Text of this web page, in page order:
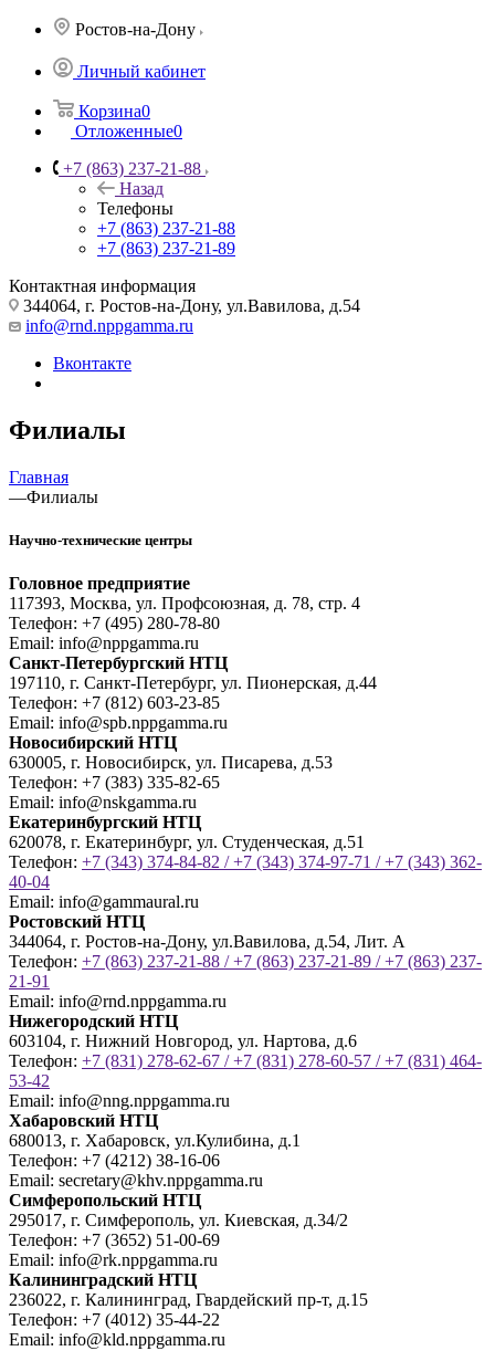
Ростов-на-Дону
Личный кабинет
Корзина0
Отложенные0
+7 (863) 237-21-88
Назад
Телефоны
+7 (863) 237-21-88
+7 (863) 237-21-89
Контактная информация
344064, г. Ростов-на-Дону, ул.Вавилова, д.54
info@rnd.nppgamma.ru
Вконтакте
Филиалы
Главная
—Филиалы
Научно-технические центры
Головное предприятие
117393, Москва, ул. Профсоюзная, д. 78, стр. 4
Телефон: +7 (495) 280-78-80
Email: info@nppgamma.ru
Санкт-Петербургский НТЦ
197110, г. Санкт-Петербург, ул. Пионерская, д.44
Телефон: +7 (812) 603-23-85
Email: info@spb.nppgamma.ru
Новосибирский НТЦ
630005, г. Новосибирск, ул. Писарева, д.53
Телефон: +7 (383) 335-82-65
Email: info@nskgamma.ru
Екатеринбургский НТЦ
620078, г. Екатеринбург, ул. Студенческая, д.51
Телефон: +7 (343) 374-84-82 / +7 (343) 374-97-71 / +7 (343) 362-
40-04
Email: info@gammaural.ru
Ростовский НТЦ
344064, г. Ростов-на-Дону, ул.Вавилова, д.54, Лит. А
Телефон: +7 (863) 237-21-88 / +7 (863) 237-21-89 / +7 (863) 237-
21-91
Email: info@rnd.nppgamma.ru
Нижегородский НТЦ
603104, г. Нижний Новгород, ул. Нартова, д.6
Телефон: +7 (831) 278-62-67 / +7 (831) 278-60-57 / +7 (831) 464-
53-42
Email: info@nng.nppgamma.ru
Хабаровский НТЦ
680013, г. Хабаровск, ул.Кулибина, д.1
Телефон: +7 (4212) 38-16-06
Email: secretary@khv.nppgamma.ru
Симферопольский НТЦ
295017, г. Симферополь, ул. Киевская, д.34/2
Телефон: +7 (3652) 51-00-69
Email: info@rk.nppgamma.ru
Калининградский НТЦ
236022, г. Калининград, Гвардейский пр-т, д.15
Телефон: +7 (4012) 35-44-22
Email: info@kld.nppgamma.ru